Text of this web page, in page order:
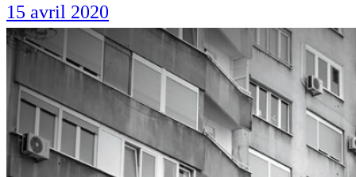
15 avril 2020